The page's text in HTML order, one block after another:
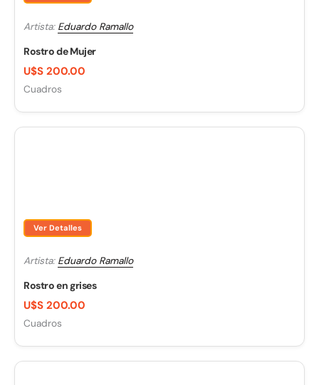
Artista: Eduardo Ramallo
Rostro de Mujer
U$S 200.00
Cuadros
Ver Detalles
Artista: Eduardo Ramallo
Rostro en grises
U$S 200.00
Cuadros